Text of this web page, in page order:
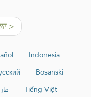
>
Indonesia
Bosanski
Tiếng Việt